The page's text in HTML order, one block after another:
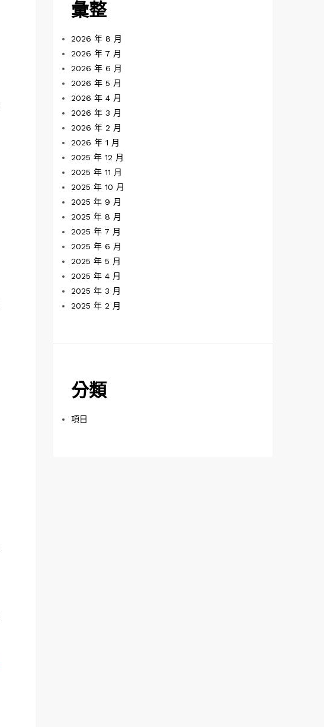
彙整
2026 年 8 月
2026 年 7 月
2026 年 6 月
2026 年 5 月
2026 年 4 月
2026 年 3 月
2026 年 2 月
2026 年 1 月
2025 年 12 月
2025 年 11 月
2025 年 10 月
2025 年 9 月
2025 年 8 月
2025 年 7 月
2025 年 6 月
2025 年 5 月
2025 年 4 月
2025 年 3 月
2025 年 2 月
分類
項目